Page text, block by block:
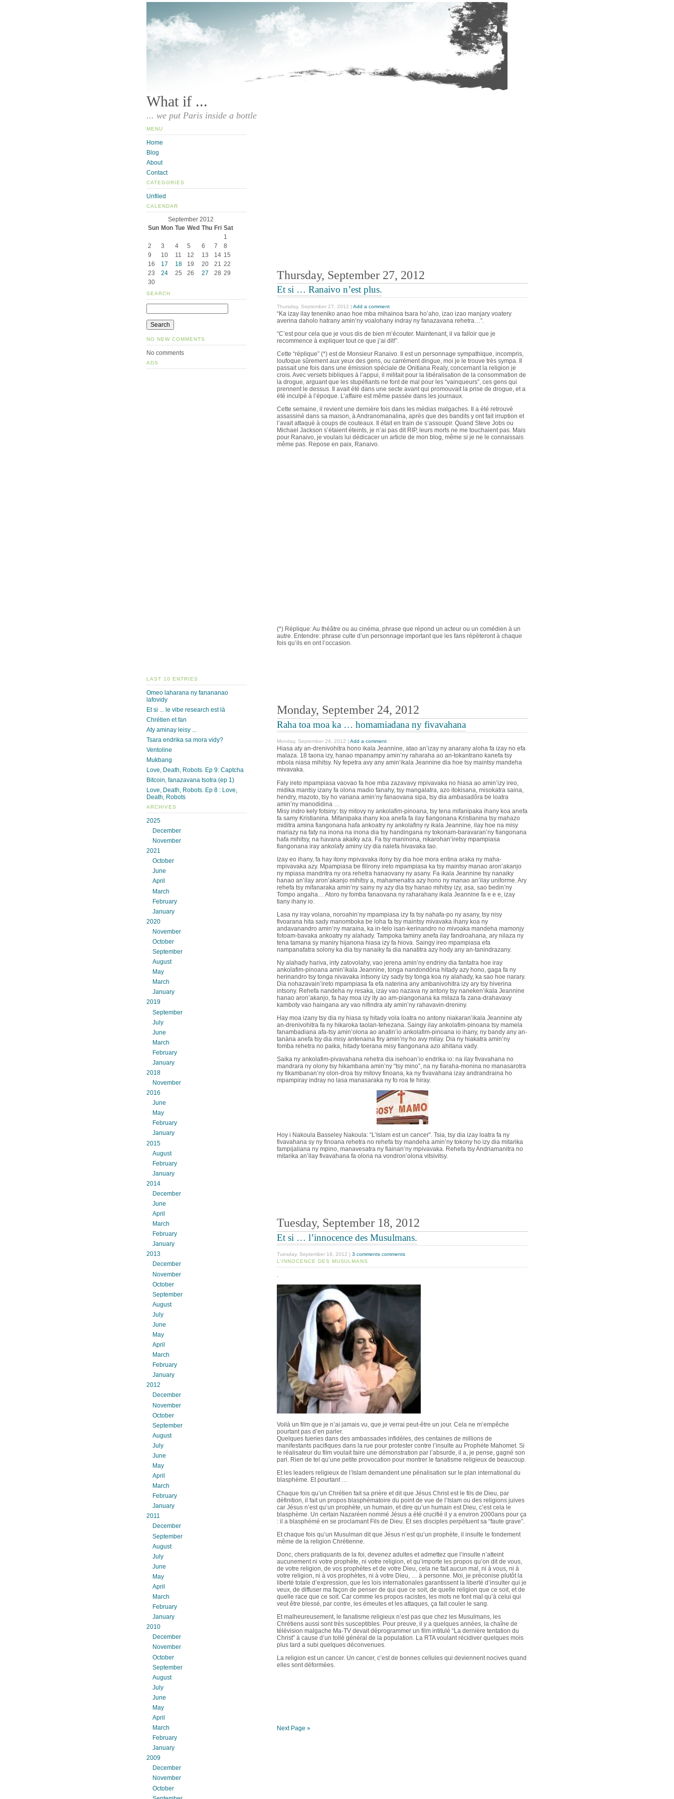
What if ...
... we put Paris inside a bottle
Thursday, September 27, 2012
Et si … Ranaivo n’est plus.
Thursday, September 27, 2012 | Add a comment
“Ka izay ilay teneniko anao hoe mba mihainoa tsara ho’aho, izao izao manjary voatery
averina daholo hatrany amin’ny voalohany indray ny fanazavana rehetra…”.
“C’est pour cela que je vous dis de bien m’écouter. Maintenant, il va falloir que je
recommence à expliquer tout ce que j’ai dit!”.
Cette “réplique” (*) est de Monsieur Ranaivo. Il est un personnage sympathique, incompris,
loufoque sûrement aux yeux des gens, ou carrément dingue, moi je le trouve très sympa. Il
passait une fois dans une émission spéciale de Onitiana Realy, concernant la religion je
crois. Avec versets bibliques à l’appui, il militait pour la libéralisation de la consommation de
la drogue, arguant que les stupéfiants ne font de mal pour les “vainqueurs”, ces gens qui
prennent le dessus. Il avait été dans une secte avant qui promouvait la prise de drogue, et a
été inculpé à l’époque. L’affaire est même passée dans les journaux.
Cette semaine, il revient une dernière fois dans les médias malgaches. Il a été retrouvé
assassiné dans sa maison, à Andranomanalina, après que des bandits y ont fait irruption et
l’avait attaqué à coups de couteaux. Il était en train de s’assoupir. Quand Steve Jobs ou
Michael Jackson s’étaient éteints, je n’ai pas dit RIP, leurs morts ne me touchaient pas. Mais
pour Ranaivo, je voulais lui dédicacer un article de mon blog, même si je ne le connaissais
même pas. Repose en paix, Ranaivo.
(*) Réplique: Au théâtre ou au cinéma, phrase que répond un acteur ou un comédien à un
autre. Entendre: phrase culte d’un personnage important que les fans répéteront à chaque
fois qu’ils en ont l’occasion.
Monday, September 24, 2012
Raha toa moa ka … homamiadana ny fivavahana
Monday, September 24, 2012 | Add a comment
Hiasa aty an-drenivohitra hono ikala Jeannine, atao an’izay ny anarany aloha fa izay no efa
malaza. 18 taona izy, hanao mpanampy amin’ny raharaha ao an-tokantrano kanefa tsy
mbola niasa mihitsy. Ny fepetra avy any amin’ikala Jeannine dia hoe tsy maintsy mandeha
mivavaka.
Faly ireto mpampiasa vaovao fa hoe mba zazavavy mpivavaka no hiasa ao amin’izy ireo,
midika mantsy izany fa olona madio fanahy, tsy mangalatra, azo itokisana, misokatra saina,
hendry, mazoto, tsy ho variana amin’ny fanaovana sipa, tsy dia ambasadôra be loatra
amin’ny manodidina …
Misy indro kely fotsiny: tsy mitovy ny ankolafim-pinoana, tsy tena mifanipaka ihany koa anefa
fa samy Kristianina. Mifanipaka ihany koa anefa fa ilay fiangonana Kristianina tsy mahazo
miditra amina fiangonana hafa ankoatry ny ankolafiny ry ikala Jeannine, ilay hoe na misy
mariazy na faty na inona na inona dia tsy handingana ny tokonam-baravaran’ny fiangonana
hafa mihitsy, na havana akaiky aza. Fa tsy maninona, nikarohan’iretsy mpampiasa
fiangonana iray ankolafy aminy izy dia nalefa hivavaka tao.
Izay eo ihany, fa hay itony mpivavaka itony tsy dia hoe mora entina araka ny maha-
mpivavaka azy. Mpampiasa be filirony ireto mpampiasa ka tsy maintsy manao aron’akanjo
ny mpiasa mandritra ny ora rehetra hanaovany ny asany. Fa ikala Jeannine tsy nanaiky
hanao an’ilay aron’akanjo mihitsy a, mahamenatra azy hono ny manao an’ilay uniforme. Ary
rehefa tsy mifanaraka amin’ny sainy ny azy dia tsy hanao mihitsy izy, asa, sao bedin’ny
Tompo angaha… Atoro ny fomba fanaovana ny raharahany ikala Jeannine fa e e e, izay
tiany ihany io.
Lasa ny iray volana, noroahin’ny mpampiasa izy fa tsy nahafa-po ny asany, tsy nisy
fivoarana hita sady manomboka be loha fa tsy maintsy mivavaka ihany koa ny
andavanandro amin’ny maraina, ka in-telo isan-kerinandro no mivoaka mandeha mamonjy
fotoam-bavaka ankoatry ny alahady. Tampoka taminy anefa ilay fandroahana, ary nilaza ny
tena tamana sy maniry hijanona hiasa izy fa hiova. Saingy ireo mpampiasa efa
nampanafatra solony ka dia tsy nanaiky fa dia nanatitra azy hody any an-tanindrazany.
Ny alahady hariva, inty zatovolahy, vao jerena amin’ny endriny dia fantatra hoe iray
ankolafim-pinoana amin’ikala Jeannine, tonga nandondòna hitady azy hono, gaga fa ny
herinandro tsy tonga nivavaka intsony izy sady tsy tonga koa ny alahady, ka sao hoe narary.
Dia nohazavain’ireto mpampiasa fa efa naterina any ambanivohitra izy ary tsy hiverina
intsony. Rehefa nandeha ny resaka, izay vao nazava ny antony tsy naneken’ikala Jeannine
hanao aron’akanjo, fa hay moa izy ity ao am-piangonana ka milaza fa zana-drahavavy
kamboty vao haingana ary vao nifindra aty amin’ny rahavavin-dreniny.
Hay moa izany tsy dia ny hiasa sy hitady vola loatra no antony niakaran’ikala Jeannine aty
an-drenivohitra fa ny hikaroka taolan-tehezana. Saingy ilay ankolafim-pinoana tsy mamela
fanambadiana afa-tsy amin’olona ao anatin’io ankolafim-pinoana io ihany, ny bandy any an-
tanàna anefa tsy dia misy antenaina firy amin’ny ho avy milay. Dia ny hiakatra amin’ny
fomba rehetra no paika, hitady toerana misy fiangonana azo ahitana vady.
Saika ny ankolafim-pivavahana rehetra dia isehoan’io endrika io: na ilay fivavahana no
mandrara ny olony tsy hikambana amin’ny “tsy mino”, na ny fiaraha-monina no manasarotra
ny fikambanan’ny olon-droa tsy mitovy finoana, ka ny fivavahana izay andrandraina ho
mpampiray indray no lasa manasaraka ny fo roa te hiray.
Hoy i Nakoula Basseley Nakoula: “L’Islam est un cancer”. Tsia, tsy dia izay loatra fa ny
fivavahana sy ny finoana rehetra no rehefa tsy mandeha amin’ny tokony ho izy dia mitarika
fampijaliana ny mpino, manavesatra ny fiainan’ny mpivavaka. Rehefa tsy Andriamanitra no
mitarika an’ilay fivavahana fa olona na vondron’olona vitsivitsy.
Tuesday, September 18, 2012
Et si … l’innocence des Musulmans.
Tuesday, September 18, 2012 | 3 comments comments
L’INNOCENCE DES MUSULMANS
.
Voilà un film que je n’ai jamais vu, que je verrai peut-être un jour. Cela ne m’empêche
pourtant pas d’en parler.
Quelques tueries dans des ambassades infidèles, des centaines de millions de
manifestants pacifiques dans la rue pour protester contre l’insulte au Prophète Mahomet. Si
le réalisateur du film voulait faire une démonstration par l’absurde, il a, je pense, gagné son
pari. Rien de tel qu’une petite provocation pour montrer le fanatisme religieux de beaucoup.
Et les leaders religieux de l’Islam demandent une pénalisation sur le plan international du
blasphème. Et pourtant …
Chaque fois qu’un Chrétien fait sa prière et dit que Jésus Christ est le fils de Dieu, par
définition, il fait un propos blasphématoire du point de vue de l’Islam ou des religions juives
car Jésus n’est qu’un prophète, un humain, et dire qu’un humain est Dieu, c’est cela le
blasphème. Un certain Nazaréen nommé Jésus a été crucifié il y a environ 2000ans pour ça
: il a blasphémé en se proclamant Fils de Dieu. Et ses disciples perpétuent sa “faute grave”.
Et chaque fois qu’un Musulman dit que Jésus n’est qu’un prophète, il insulte le fondement
même de la religion Chrétienne.
Donc, chers pratiquants de la foi, devenez adultes et admettez que l’insulte n’atteint
aucunement ni votre prophète, ni votre religion, et qu’importe les propos qu’on dit de vous,
de votre religion, de vos prophètes et de votre Dieu, cela ne fait aucun mal, ni à vous, ni à
votre religion, ni à vos prophètes, ni à votre Dieu, … à personne. Moi, je préconise plutôt la
liberté totale d’expression, que les lois internationales garantissent la liberté d’insulter qui je
veux, de diffuser ma façon de penser de qui que ce soit, de quelle religion que ce soit, et de
quelle race que ce soit. Car comme les propos racistes, les mots ne font mal qu’à celui qui
veut être blessé, par contre, les émeutes et les attaques, ça fait couler le sang.
Et malheureusement, le fanatisme religieux n’est pas que chez les Musulmans, les
Chrétiens aussi sont très susceptibles. Pour preuve, il y a quelques années, la chaîne de
télévision malgache Ma-TV devait déprogrammer un film intitulé “La dernière tentation du
Christ” à cause d’un tollé général de la population. La RTA voulant récidiver quelques mois
plus tard a subi quelques déconvenues.
La religion est un cancer. Un cancer, c’est de bonnes cellules qui deviennent nocives quand
elles sont déformées.
Next Page »
MENU
Home
Blog
About
Contact
CATEGORIES
Unfiled
CALENDAR
September 2012
Sun Mon Tue Wed Thu Fri Sat
1
2
3 4 5 6 7
8
9
10 11 12 13 14 15
16
17 18 19 20 21 22
23
24 25 26 27 28 29
30
SEARCH
NO NEW COMMENTS
No comments
ADS
LAST 10 ENTRIES
Omeo laharana ny fanananao
lafovidy
Et si ... le vibe research est là
Chrétien et fan
Aty aminay leisy ...
Tsara endrika sa mora vidy?
Ventoline
Mukbang
Love, Death, Robots. Ep 9: Captcha
Bitcoin, fanazavana tsotra (ep 1)
Love, Death, Robots. Ep 8 : Love,
Death, Robots
ARCHIVES
2025
December
November
2021
October
June
April
March
February
January
2020
November
October
September
August
May
March
January
2019
September
July
June
March
February
January
2018
November
2016
June
May
February
January
2015
August
February
January
2014
December
June
April
March
February
January
2013
December
November
October
September
August
July
June
May
April
March
February
January
2012
December
November
October
September
August
July
June
May
April
March
February
January
2011
December
September
August
July
June
May
April
March
February
January
2010
December
November
October
September
August
July
June
May
April
March
February
January
2009
December
November
October